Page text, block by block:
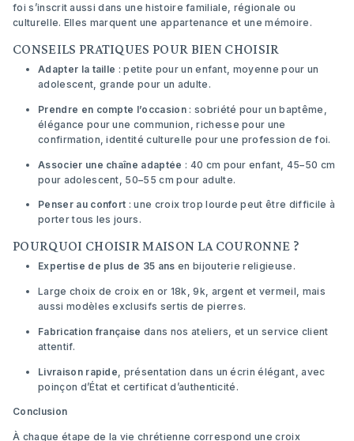
foi s’inscrit aussi dans une histoire familiale, régionale ou
culturelle. Elles marquent une appartenance et une mémoire.
CONSEILS PRATIQUES POUR BIEN CHOISIR
Adapter la taille : petite pour un enfant, moyenne pour un
adolescent, grande pour un adulte.
Prendre en compte l’occasion: sobriété pour un baptême,
élégance pour une communion, richesse pour une
confirmation, identité culturelle pour une profession de foi.
Associer une chaîne adaptée : 40 cm pour enfant, 45–50 cm
pour adolescent, 50–55 cm pour adulte.
Penser au confort : une croix trop lourde peut être difficile à
porter tous les jours.
POURQUOI CHOISIR MAISON LA COURONNE ?
Expertise de plus de 35 ans en bijouterie religieuse.
Large choix de croix en or 18k, 9k, argent et vermeil, mais
aussi modèles exclusifs sertis de pierres.
Fabrication française dans nos ateliers, et un service client
attentif.
Livraison rapide , présentation dans un écrin élégant, avec
poinçon d’État et certificat d’authenticité.
Conclusion
À chaque étape de la vie chrétienne correspond une croix